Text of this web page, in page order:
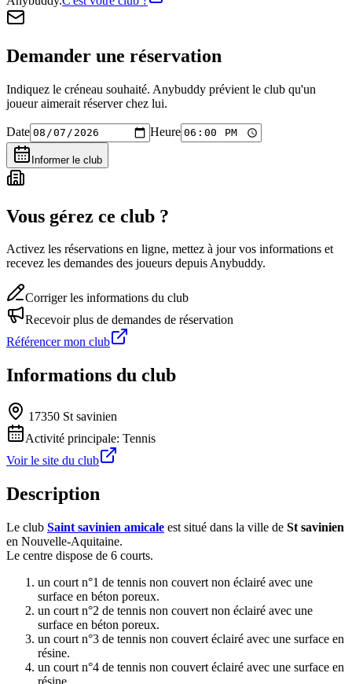
Demander une réservation
Indiquez le créneau souhaité. Anybuddy prévient le club qu'un
joueur aimerait réserver chez lui.
Date Heure
Informer le club
Vous gérez ce club ?
Activez les réservations en ligne, mettez à jour vos informations et
recevez les demandes des joueurs depuis Anybuddy.
Corriger les informations du club
Recevoir plus de demandes de réservation
Référencer mon club
Informations du club
17350 St savinien
Activité principale: Tennis
Voir le site du club
Description
Le club Saint savinien amicale est situé dans la ville de St savinien
en Nouvelle-Aquitaine.
Le centre dispose de 6 courts.
un court n°1 de tennis non couvert non éclairé avec une
surface en béton poreux.
un court n°2 de tennis non couvert non éclairé avec une
surface en béton poreux.
un court n°3 de tennis non couvert éclairé avec une surface en
résine.
un court n°4 de tennis non couvert éclairé avec une surface en
résine.